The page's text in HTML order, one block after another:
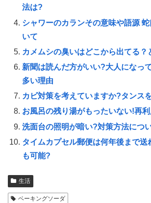
法は?
シャワーのカランその意味や語源
いて
カメムシの臭いはどこから出てる？
新聞は読んだ方がいい?大人になっ
多い理由
カビ対策を考えていますか?タンス
お風呂の残り湯がもったいない!再
洗面台の照明が暗い?対策方法につ
タイムカプセル郵便は何年後まで送
も可能?
生活
ベーキングソーダ